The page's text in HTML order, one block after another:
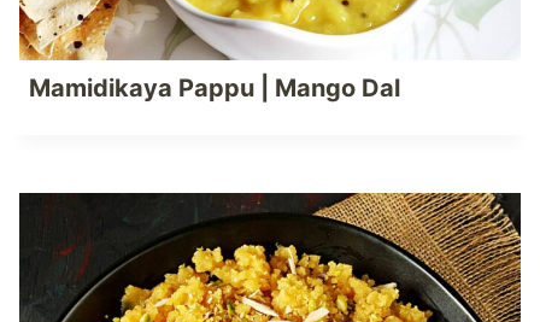
Mamidikaya Pappu | Mango Dal